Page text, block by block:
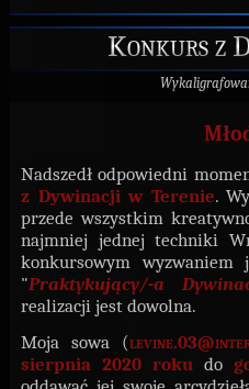
Konkurs z
Nadszedł odpowiedni
z Dywinacji w Terenie.
przede wszystkim
najmniej jednej techniki
konkursowym
"Praktykujący/-a
realizacji jest dowolna.
Moja sowa (
sierpnia 2020 rokudo